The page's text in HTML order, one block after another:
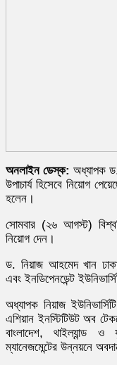
অনলাইন ডেস্ক: অধ্যাপক ড.
উপাচার্য হিসেবে নিয়োগ
হলেন।
সোমবার (২৬ আগস্ট)
নিয়োগ দেন।
ড. নিয়াজ আহমেদ খান
এবং ইনডিপেনডেন্ট
অধ্যাপক নিয়াজ
এশিয়ান ইনস্টিটিউট অব
বাংলাদেশ, থাইল্যান্ড ও
ম্যানেজমেন্টের উন্নয়নে